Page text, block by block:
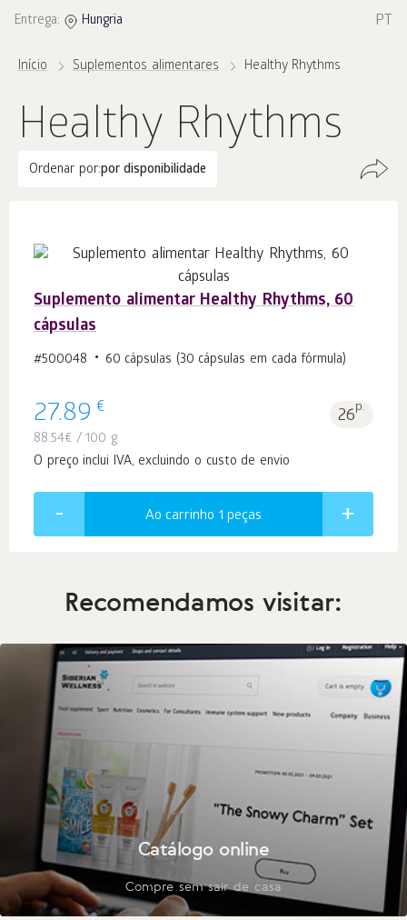
Entrega: Hungria PT
Início Suplementos alimentares Healthy Rhythms
Healthy Rhythms
Ordenar por:por disponibilidade
Suplemento alimentar Healthy Rhythms, 60
cápsulas
#500048 60 cápsulas (30 cápsulas em cada fórmula)
27.89 € 26p.
88.54€ / 100 g
O preço inclui IVA, excluindo o custo de envio
Ao carrinho 1 peças
Recomendamos visitar:
Catálogo online
Compre sem sair de casa